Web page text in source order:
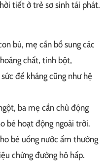
tiết ở trẻ sơ sinh tái phát.
bú, mẹ cần bổ sung các
chất, tinh bột,
đề kháng cũng như hệ
ba mẹ cần chủ động
bé hoạt động ngoài trời.
bé uống nước ấm thường
chứng đường hô hấp.